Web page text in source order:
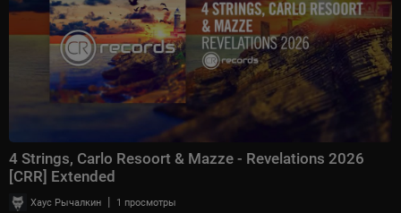
4 Strings, Carlo Resoort & Mazze - Revelations 2026
[CRR] Extended
Хаус Рычалкин | 1 просмотры